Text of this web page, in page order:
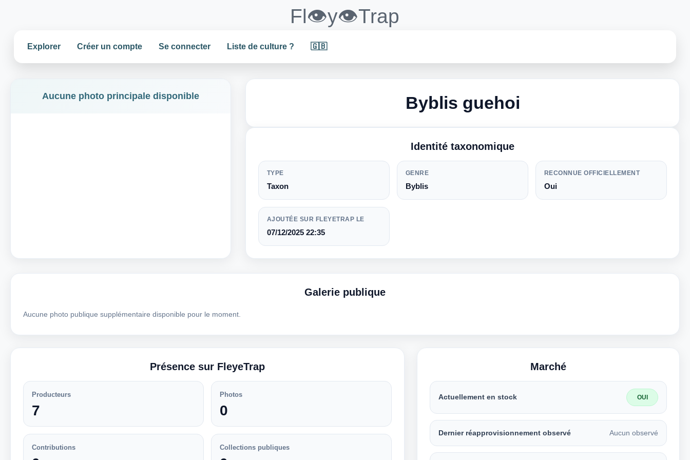
Fl👁️y👁️Trap
Explorer Créer un compte Se connecter Liste de culture ? 🇬🇧
Aucune photo principale disponible Byblis guehoi
Identité taxonomique
TYPE
Taxon
GENRE
Byblis
RECONNUE OFFICIELLEMENT
Oui
AJOUTÉE SUR FLEYETRAP LE
07/12/2025 22:35
Galerie publique
Aucune photo publique supplémentaire disponible pour le moment.
Présence sur FleyeTrap
Producteurs
7
Photos
0
Contributions Collections publiques
Marché
Actuellement en stock OUI
Dernier réapprovisionnement observé Aucun observé